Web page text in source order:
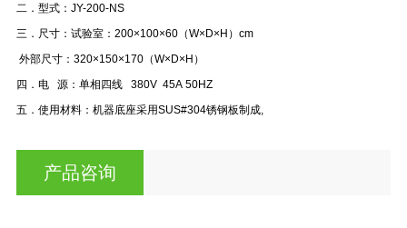
二． 型式：JY-200-NS
三． 尺寸：试验室：200×100×60（W×D×H）cm
外部尺寸：320×150×170（W×D×H）
四．电 源：单相四线 380V 45A 50HZ
五．使用材料：机器底座采用SUS#304锈钢板制成,
产品咨询